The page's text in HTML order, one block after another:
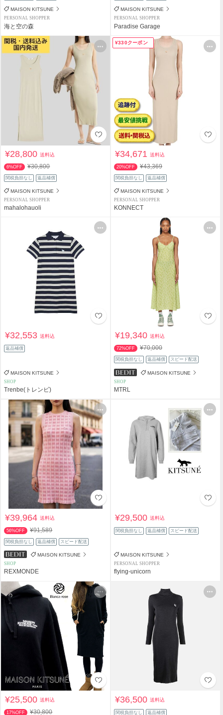
MAISON KITSUNE
PERSONAL SHOPPER
海と空の森
MAISON KITSUNE
PERSONAL SHOPPER
Paradise Garage
¥28,800送料込
6%OFF ¥30,800
関税負担なし 返品補償
MAISON KITSUNE
PERSONAL SHOPPER
mahalohauoli
¥330クーポン
¥34,671送料込
20%OFF ¥43,369
関税負担なし 返品補償
MAISON KITSUNE
PERSONAL SHOPPER
KONNECT
¥32,553送料込
返品補償
MAISON KITSUNE
SHOP
Trenbe(トレンビ)
¥19,340送料込
72%OFF ¥70,000
関税負担なし 返品補償 スピード配送
MAISON KITSUNE
SHOP
MTRL
¥39,964送料込
56%OFF ¥91,589
関税負担なし 返品補償 スピード配送
MAISON KITSUNE
SHOP
REXMONDE
¥29,500送料込
関税負担なし 返品補償 スピード配送
MAISON KITSUNE
PERSONAL SHOPPER
flying-unicorn
¥25,500送料込
17%OFF ¥30,800
¥36,500送料込
関税負担なし 返品補償